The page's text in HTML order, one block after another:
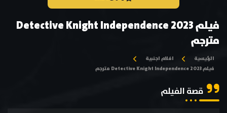
فيلم Detective Knight Independence 2023
مترجم
الرئيسية
افلام اجنبية
فيلم Detective Knight Independence 2023 مترجم
قصة الفيلم